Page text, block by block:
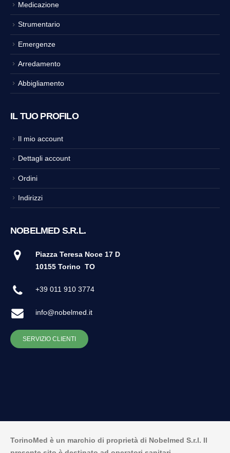
Medicazione
Strumentario
Emergenze
Arredamento
Abbigliamento
IL TUO PROFILO
Il mio account
Dettagli account
Ordini
Indirizzi
NOBELMED S.R.L.
Piazza Teresa Noce 17 D
10155 Torino TO
+39 011 910 3774
info@nobelmed.it
SERVIZIO CLIENTI
TorinoMed è un marchio di proprietà di Nobelmed S.r.l. Il